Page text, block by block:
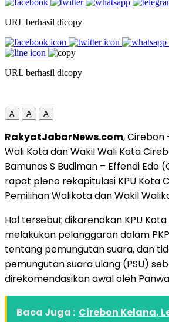
URL berhasil dicopy
URL berhasil dicopy
A A A
RakyatJabarNews.com, Cirebon
Wali Kota dan Wakil Wali Kota
Bamunas S Budiman – Effendi Edo
rapat pleno rekapitulasi KPU Kota
Pemilihan Walikota dan Wakil
Hal tersebut dikarenakan KPU
melakukan pelanggaran dalam
tentang pemungutan suara, dan
pemungutan suara ulang (PSU)
direkomendasikan awal oleh
Baca Juga : Cirebon Kelana,